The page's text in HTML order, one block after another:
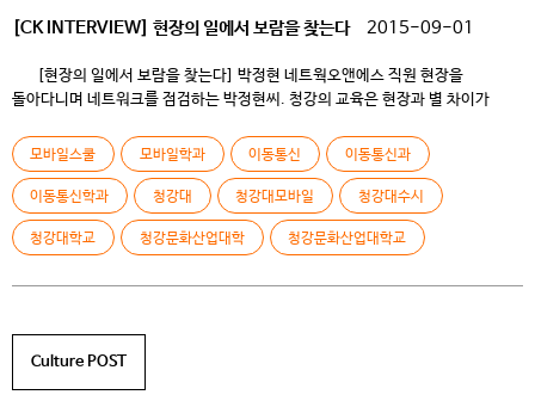
[CK INTERVIEW] 현장의 일에서 보람을 찾는다 2015-09-01
[현장의 일에서 보람을 찾는다] 박정현 네트웍오앤에스 직원 현장을
돌아다니며 네트워크를 점검하는 박정현씨. 청강의 교육은 현장과 별 차이가
부탁드립니다. / 09학번입니다 13년도 2월에 졸업했습니다. 졸업한지 3년차가
되었죠. 모바일스쿨 이동통신전공에서 공부했습니다. 제가 지금 하고 있는 일은
고객들의 이동전화와 관련되어 있는 부분입니다. 저는 지하중계기를 […]
모바일스쿨 모바일학과 이동통신 이동통신과
이동통신학과 청강대 청강대모바일 청강대수시
청강대학교 청강문화산업대학 청강문화산업대학교
Culture POST